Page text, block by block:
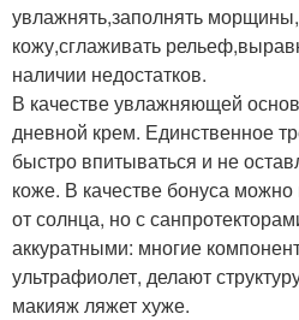
увлажнять,заполнять
кожу,сглаживать
наличии недостатков.
В качестве увлажняющей
дневной крем. Единственное
быстро впитываться и не
коже. В качестве бонуса
от солнца, но с
аккуратными: многие
ультрафиолет, делают
макияж ляжет хуже.